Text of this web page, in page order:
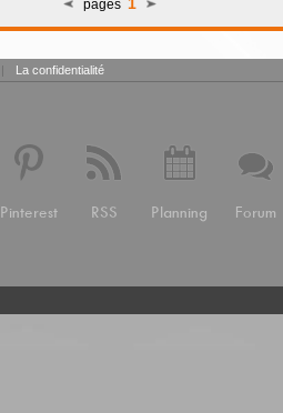
pages
| La confidentialité
Pinterest RSS Planning Forum